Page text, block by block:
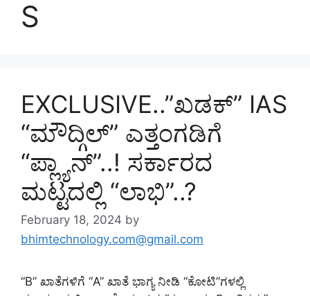
S
EXCLUSIVE..”ಖಡಕ್” IAS
“ಮೌದ್ಗಿಲ್” ಎತ್ತಂಗಡಿಗೆ
“ಪ್ಲ್ಯಾನ್”..! ಸರ್ಕಾರದ
ಮಟ್ಟದಲ್ಲಿ “ಲಾಭಿ”..?
February 18, 2024 by
bhimtechnology.com@gmail.com
“B” ಖಾತೆಗಳಿಗೆ “A” ಖಾತೆ ಭಾಗ್ಯ ನೀಡಿ “ಕೋಟಿ”ಗಳಲ್ಲಿ